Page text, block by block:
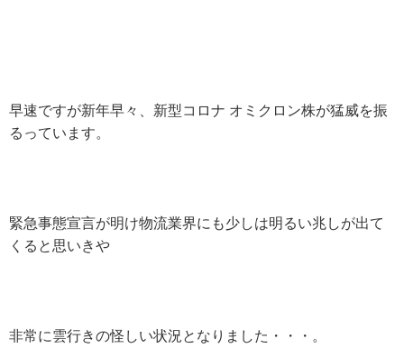
早速ですが新年早々、新型コロナ オミクロン株が猛威を振
るっています。
緊急事態宣言が明け物流業界にも少しは明るい兆しが出て
くると思いきや
非常に雲行きの怪しい状況となりました・・・。